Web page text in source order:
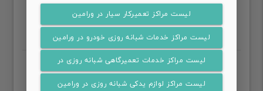
share assignment videocam favorite_border
خدمات :
لیست مراکز تعمیرکار سیار در ورامین
لیست مراکز خدمات شبانه روزی خودرو در ورامین
لیست مراکز خدمات تعمیرگاهی شبانه روزی در
ورامین
لیست مراکز لوازم یدکی شبانه روزی در ورامین